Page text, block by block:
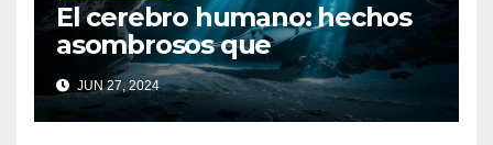
El cerebro humano: hechos
asombrosos que
desconocías
JUN 27, 2024